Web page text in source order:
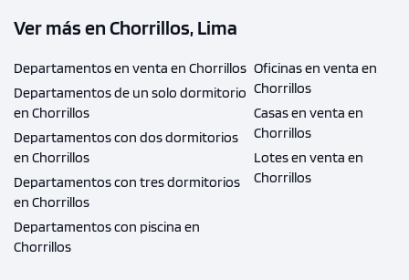
Ver más en Chorrillos, Lima
Departamentos en venta en Chorrillos
Departamentos de un solo dormitorio
en Chorrillos
Departamentos con dos dormitorios
en Chorrillos
Departamentos con tres dormitorios
en Chorrillos
Departamentos con piscina en
Chorrillos
Oficinas en venta en
Chorrillos
Casas en venta en
Chorrillos
Lotes en venta en
Chorrillos